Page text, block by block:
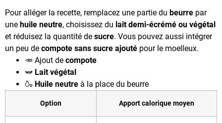
Pour alléger la recette, remplacez une partie du beurre par
une huile neutre, choisissez du lait demi-écrémé ou végétal
et réduisez la quantité de sucre. Vous pouvez aussi intégrer
un peu de compote sans sucre ajouté pour le moelleux.
🥕 Ajout de compote
🫛 Lait végétal
🍶 Huile neutre à la place du beurre
Option Apport calorique moyen